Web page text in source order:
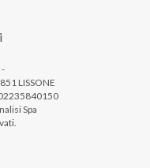
-
LISSONE
Spa